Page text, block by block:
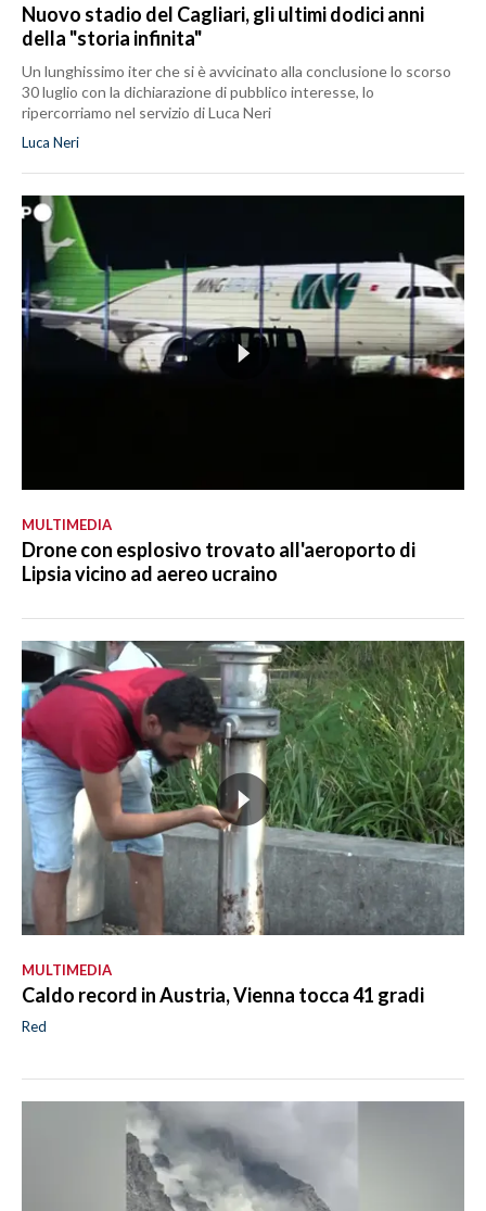
Nuovo stadio del Cagliari, gli ultimi dodici anni
della "storia infinita"
Un lunghissimo iter che si è avvicinato alla conclusione lo scorso
30 luglio con la dichiarazione di pubblico interesse, lo
ripercorriamo nel servizio di Luca Neri
Luca Neri
MULTIMEDIA
Drone con esplosivo trovato all'aeroporto di
Lipsia vicino ad aereo ucraino
MULTIMEDIA
Caldo record in Austria, Vienna tocca 41 gradi
Red